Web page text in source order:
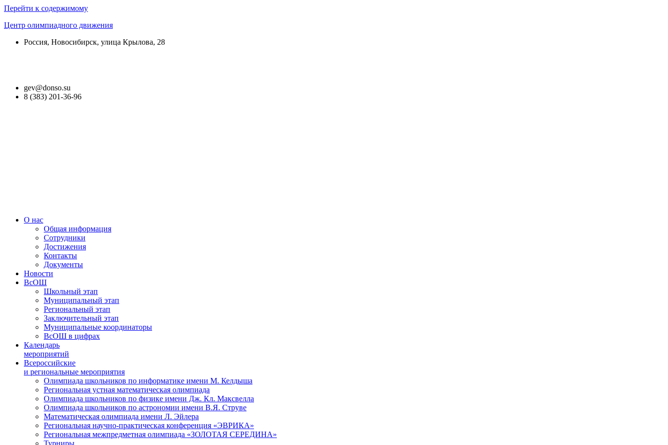
Перейти к содержимому
Центр олимпиадного движения
Россия, Новосибирск, улица Крылова, 28
gev@donso.su
8 (383) 201-36-96
О нас
Общая информация
Сотрудники
Достижения
Контакты
Документы
Новости
ВсОШ
Школьный этап
Муниципальный этап
Региональный этап
Заключительный этап
Муниципальные координаторы
ВсОШ в цифрах
Календарь
мероприятий
Всероссийские
и региональные мероприятия
Олимпиада школьников по информатике имени М. Келдыша
Региональная устная математическая олимпиада
Олимпиада школьников по физике имени Дж. Кл. Максвелла
Олимпиада школьников по астрономии имени В.Я. Струве
Математическая олимпиада имени Л. Эйлера
Региональная научно-практическая конференция «ЭВРИКА»
Региональная межпредметная олимпиада «ЗОЛОТАЯ СЕРЕДИНА»
Турниры